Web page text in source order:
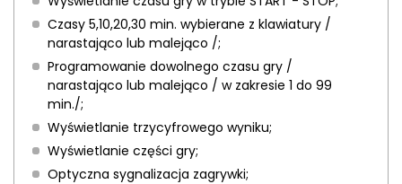
Czasy 5,10,20,30 min. wybierane z klawiatury /
narastająco lub malejąco /;
Programowanie dowolnego czasu gry /
narastająco lub malejąco / w zakresie 1 do 99
min./;
Wyświetlanie trzycyfrowego wyniku;
Wyświetlanie części gry;
Optyczna sygnalizacja zagrywki;